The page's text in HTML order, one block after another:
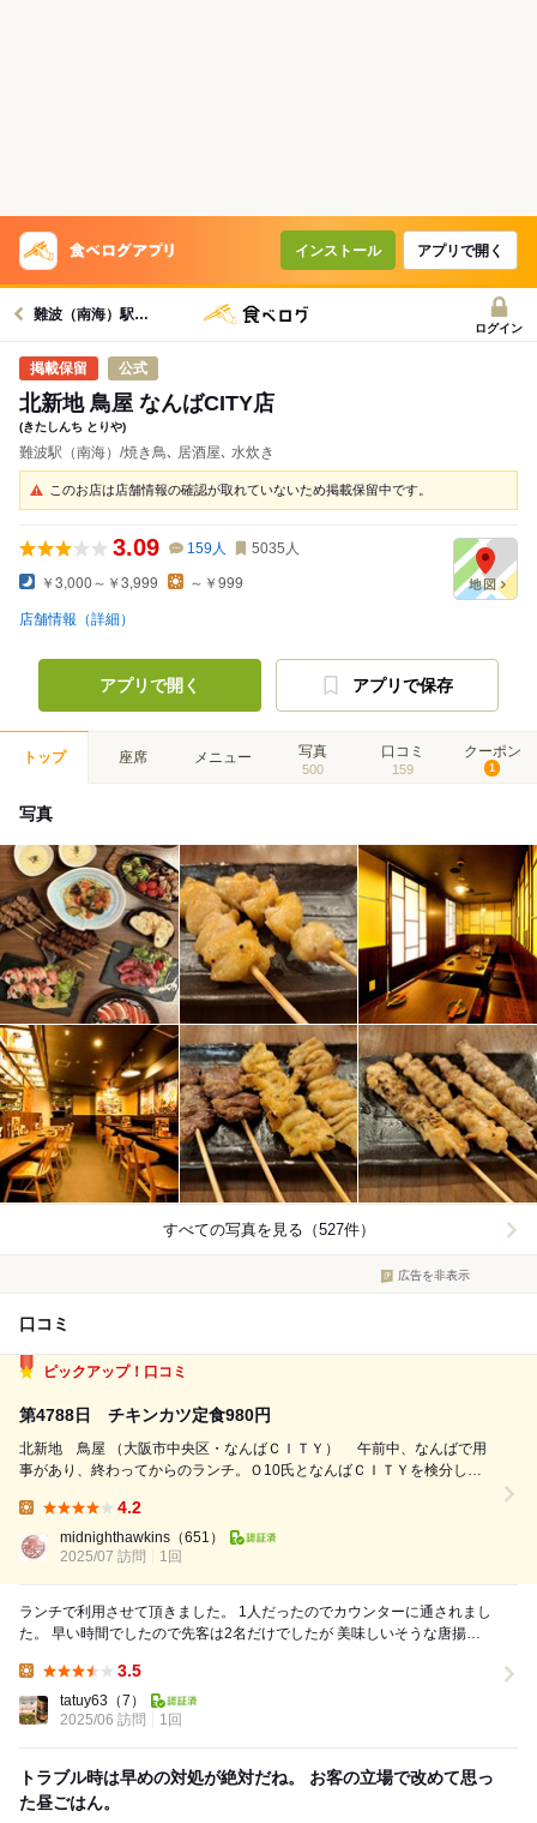
インストール アプリで開く
難波（南海）駅グルメへ
ログイン
公式
北新地 鳥屋 なんばCITY店
(きたしんち とりや)
難波駅（南海）/焼き鳥､ 居酒屋､ 水炊き
このお店は店舗情報の確認が取れていないため掲載保留中です。
3.09 159人 5035 人
￥3,000～￥3,999 ～￥999
店舗情報（詳細）
アプリで開く アプリで保存
トップ 座席 メニュー 写真
500
口コミ
159
クーポン
1
写真
すべての写真を見る（527件）
広告を非表示
口コミ
ピックアップ！口コミ
第4788日 チキンカツ定食980円
北新地 鳥屋 （大阪市中央区・なんばＣＩＴＹ） 午前中、なんばで用
事があり、終わってからのランチ。Ｏ10氏となんばＣＩＴＹを検分して
え向きのランチメニューをラインナップしたパラダイスのようなお店を発
見！ 「『北新地』...
4.2
midnighthawkins （651）
2025/07 訪問
1回
ランチで利用させて頂きました。 1人だったのでカウンターに通されまし
た。 早い時間でしたので先客は2名だけでしたが 美味しいそうな唐揚げ
3.5
tatuy63 （7）
2025/06 訪問
1回
トラブル時は早めの対処が絶対だね。 お客の立場で改めて思っ
た昼ごはん。